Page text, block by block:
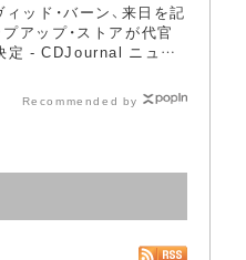
ッド・バーン、来日を記
アップ・ストアが代官
定 - CDJournal ニュー
Recommended by